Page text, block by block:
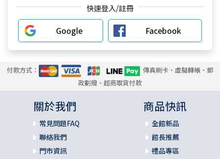
快速登入/註冊
Google Facebook
付款方式：
傳真刷卡、虛擬轉帳、郵
政劃撥、超商取貨付款
關於我們
常見問題FAQ
聯絡我們
門市資訊
商品快訊
全館新品
館長推薦
禮品專區